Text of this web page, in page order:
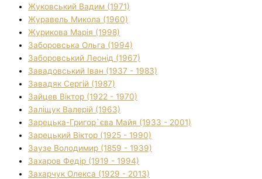
Жуковський Вадим (1971)
Журавель Микола (1960)
Журикова Марія (1998)
Заборовська Ольга (1994)
Заборовський Леонід (1967)
Завадовський Іван (1937 - 1983)
Завадяк Сергій (1987)
Зайцев Віктор (1922 - 1970)
Заліщук Валерій (1963)
Зарецька-Григор`єва Майя (1933 - 2001)
Зарецький Віктор (1925 - 1990)
Заузе Володимир (1859 - 1939)
Захаров Федір (1919 - 1994)
Захарчук Олекса (1929 - 2013)